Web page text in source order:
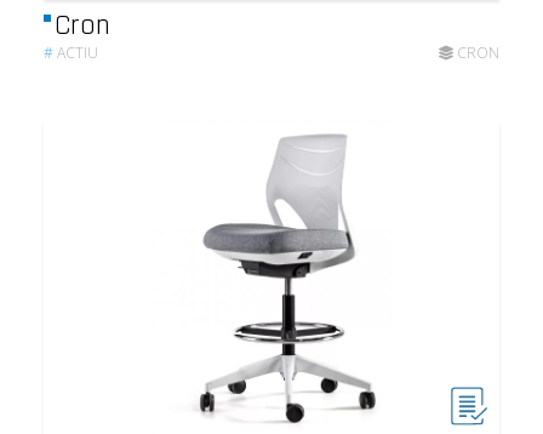
Cron
#ACTIU CRON